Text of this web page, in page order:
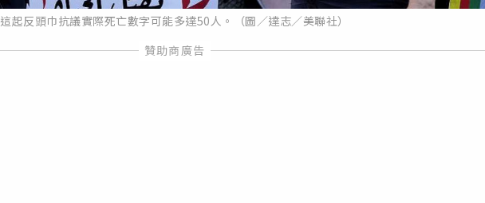
這起反頭巾抗議實際死亡數字可能多達50人。（圖／達志／美聯社）